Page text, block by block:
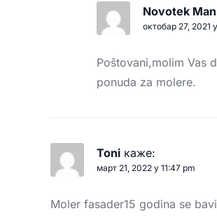
Novotek
октобар 27, 2021
Poštovani,molim Vas
ponuda za molere.
Toni каже:
март 21, 2022 у 11:47 pm
Moler fasader15 godina se